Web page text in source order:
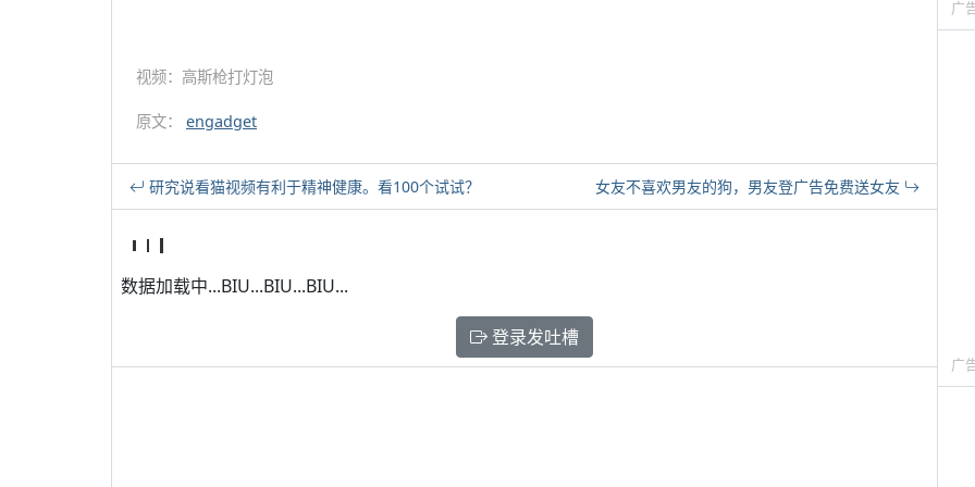
视频：高斯枪打灯泡
原文： engadget
研究说看猫视频有利于精神健康。看100个试试？ 女友不喜欢男友的狗，男友登广告免费送女友
数据加载中...BIU...BIU...BIU...
登录发吐槽
广
广